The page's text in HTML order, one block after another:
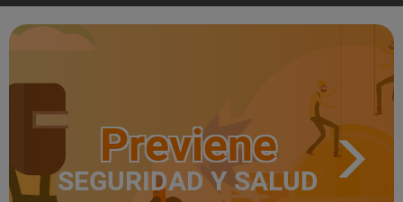
Previene
SEGURIDAD Y SALUD